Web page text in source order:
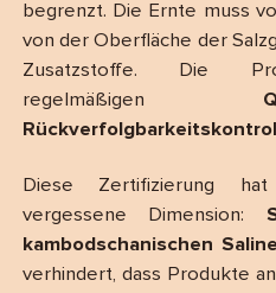
begrenzt. Die Ernte muss
von der Oberfläche der
Zusatzstoffe. Die
regelmäßigen
Diese Zertifizierung
vergessene Dimension:
kambodschanischen
verhindert, dass Produkte